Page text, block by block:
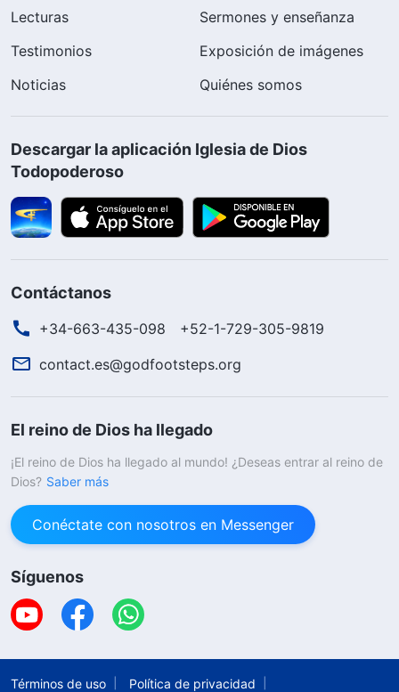
Lecturas
Sermones y enseñanza
Testimonios
Exposición de imágenes
Noticias
Quiénes somos
Descargar la aplicación Iglesia de Dios
Todopoderoso
Contáctanos
+34-663-435-098
+52-1-729-305-9819
contact.es@godfootsteps.org
El reino de Dios ha llegado
¡El reino de Dios ha llegado al mundo! ¿Deseas entrar al reino de
Dios? Saber más
Conéctate con nosotros en Messenger
Síguenos
Términos de uso Política de privacidad